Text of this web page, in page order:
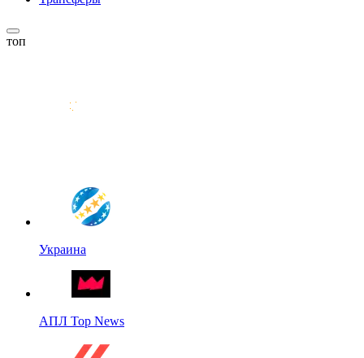
топ
Украина
АПЛ Top News